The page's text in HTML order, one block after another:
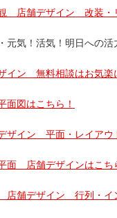
店舗デザイン 改装・
元気！活気！明日への活
ン 無料相談はお気楽
面図はこちら！
イン 平面・レイアウ
面 店舗デザインはこち
舗デザイン 行列・イ